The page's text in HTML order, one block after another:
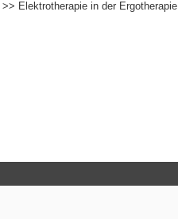
>> Elektrotherapie in der Ergotherapie